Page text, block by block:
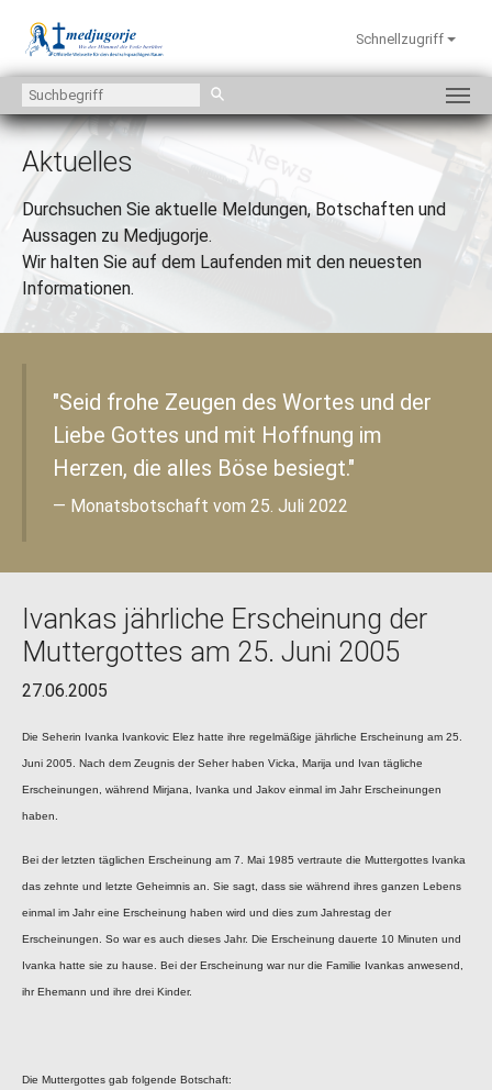
Zum Hauptinhalt springen
Schnellzugriff
Aktuelles
Durchsuchen Sie aktuelle Meldungen, Botschaften und
Aussagen zu Medjugorje.
Wir halten Sie auf dem Laufenden mit den neuesten
Informationen.
"Seid frohe Zeugen des Wortes und der
Liebe Gottes und mit Hoffnung im
Herzen, die alles Böse besiegt."
Monatsbotschaft vom 25. Juli 2022
Ivankas jährliche Erscheinung der
Muttergottes am 25. Juni 2005
27.06.2005
Die Seherin Ivanka Ivankovic Elez hatte ihre regelmäßige jährliche Erscheinung am 25.
Juni 2005. Nach dem Zeugnis der Seher haben Vicka, Marija und Ivan tägliche
Erscheinungen, während Mirjana, Ivanka und Jakov einmal im Jahr Erscheinungen
haben.
Bei der letzten täglichen Erscheinung am 7. Mai 1985 vertraute die Muttergottes Ivanka
das zehnte und letzte Geheimnis an. Sie sagt, dass sie während ihres ganzen Lebens
einmal im Jahr eine Erscheinung haben wird und dies zum Jahrestag der
Erscheinungen. So war es auch dieses Jahr. Die Erscheinung dauerte 10 Minuten und
Ivanka hatte sie zu hause. Bei der Erscheinung war nur die Familie Ivankas anwesend,
ihr Ehemann und ihre drei Kinder.
Die Muttergottes gab folgende Botschaft: